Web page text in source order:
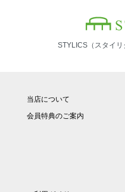
STYLICS（スタイ
当店について
会員特典のご案内